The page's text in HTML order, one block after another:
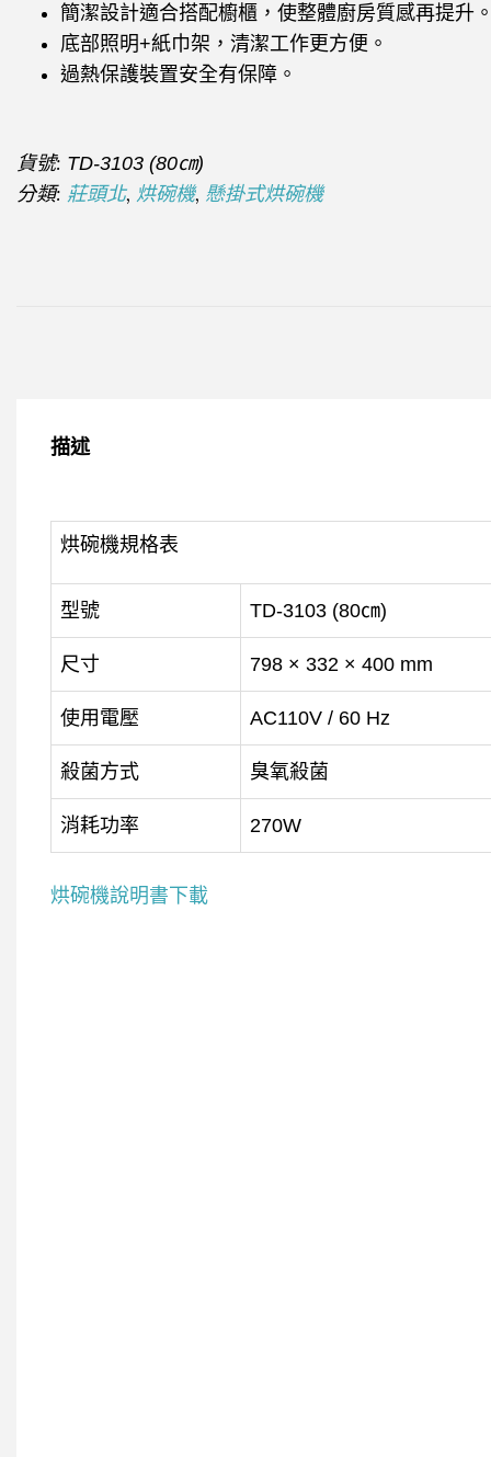
簡潔設計適合搭配櫥櫃，使整體廚房質感再提升
底部照明+紙巾架，清潔工作更方便。
過熱保護裝置安全有保障。
貨號: TD-3103 (80㎝)
分類: 莊頭北, 烘碗機, 懸掛式烘碗機
描述
烘碗機規格表
型號 TD-3103 (80㎝)
尺寸 798 × 332 × 400 mm
使用電壓 AC110V / 60 Hz
殺菌方式 臭氧殺菌
消耗功率 270W
烘碗機說明書下載